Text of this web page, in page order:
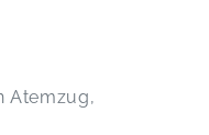
Atemzug,